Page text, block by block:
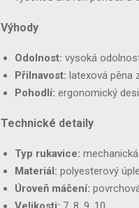
Výhody
Odolnost: vysoká
Přilnavost: latexová pěna
Pohodlí: ergonomický
Technické detaily
Typ rukavice:
Materiál: polyesterový
Úroveň máčení: